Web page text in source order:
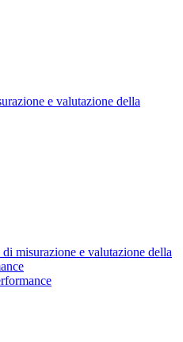
e valutazione della
di misurazione e valutazione della